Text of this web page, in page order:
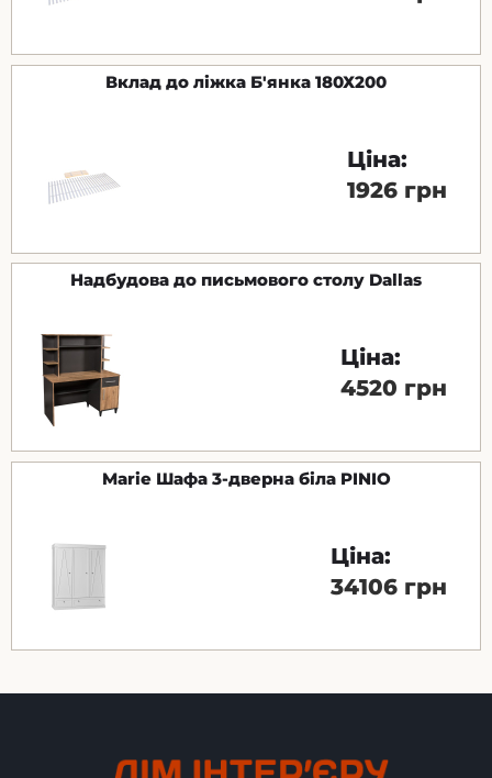
Вклад до ліжка Б'янка 180Х200
Ціна:
1926 грн
Надбудова до письмового столу Dallas
Ціна:
4520 грн
Marie Шафа 3-дверна біла PINIO
Ціна:
34106 грн